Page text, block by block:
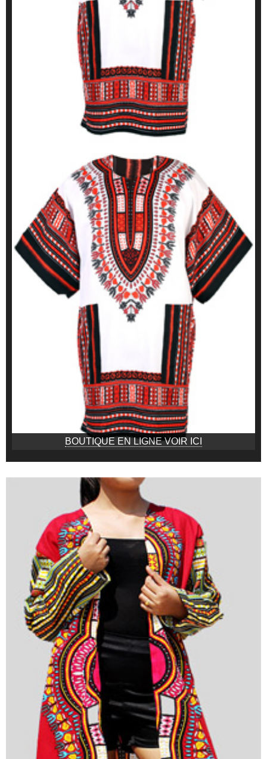
BOUTIQUE EN LIGNE VOIR ICI